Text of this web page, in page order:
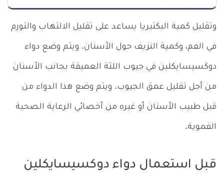
وتقليل كمية البكتيريا يساعد على تقليل الالتهاب والتورم
في الفم، وكمية النزيف حول الأسنان. ويتم وضع دواء
دوكسيسايكلين في جيوب اللثة العميقة بجانب الأسنان
من أجل تقليل عمق الجيوب. ويتم وضع هذا الدواء من
قبل طبيب الأسنان أو غيره من أخصائي الرعاية الصحية
الفموية.
قبل استعمال دواء دوكسيسايكلين